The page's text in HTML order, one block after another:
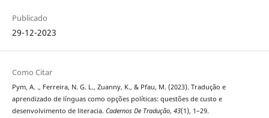
Publicado
29-12-2023
Como Citar
Pym, A. ., Ferreira, N. G. L., Zuanny, K., & Pfau, M. (2023). Tradução e
aprendizado de línguas como opções políticas: questões de custo e
desenvolvimento de literacia. Cadernos De Tradução, 43(1), 1–29.